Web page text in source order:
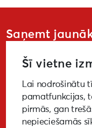
Saņemt
Šī vietne
Lai nodrošinātu
pamatfunkcijas,
pirmās, gan
nepieciešamās